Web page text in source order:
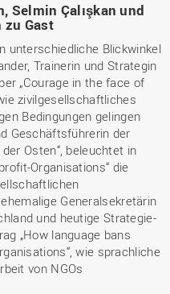
Selmin Çalışkan und
Gast
unterschiedliche Blickwinkel
Trainerin und Strategin
„Courage in the face of
zivilgesellschaftliches
Bedingungen gelingen
Geschäftsführerin der
Osten“, beleuchtet in
Organisations“ die
Generalsekretärin
und heutige Strategie-
„How language bans
wie sprachliche
von NGOs